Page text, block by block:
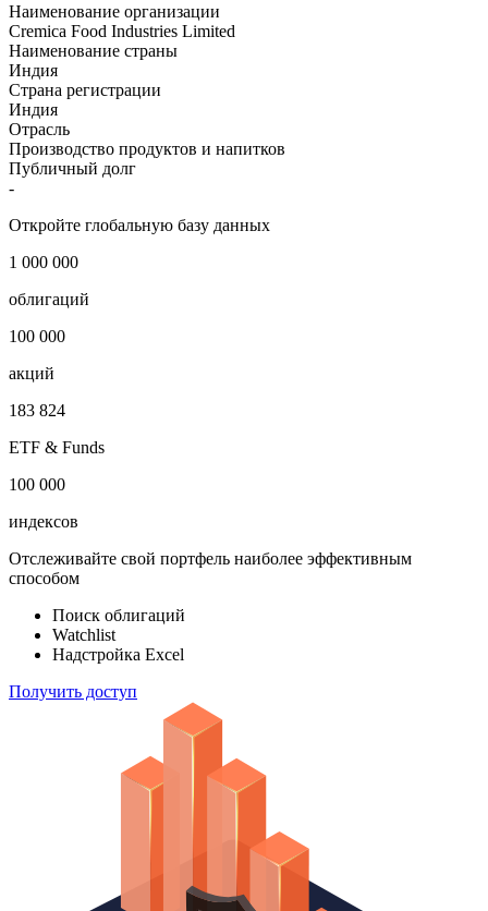
Наименование организации
Cremica Food Industries Limited
Наименование страны
Индия
Страна регистрации
Индия
Отрасль
Производство продуктов и напитков
Публичный долг
-
Откройте глобальную базу данных
1 000 000
облигаций
100 000
акций
183 824
ETF & Funds
100 000
индексов
Отслеживайте свой портфель наиболее эффективным
способом
Поиск облигаций
Watchlist
Надстройка Excel
Получить доступ